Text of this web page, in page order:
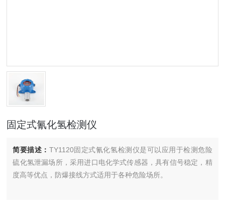
固定式氰化氢检测仪
简要描述： TY1120固定式氰化氢检测仪是可以应用于检测危险
硫化氢泄漏场所，采用进口电化学式传感器，具有信号稳定，精
度高等优点，防爆接线方式适用于各种危险场所。